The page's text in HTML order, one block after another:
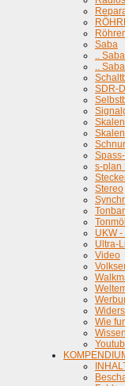
Saba
..
..
SDR-
s-plan
Stereo
UKW
Ultra-
Video
Wie